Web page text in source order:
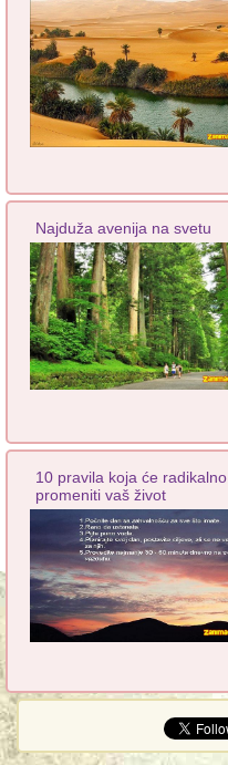
Najduža avenija na svetu
10 pravila koja će radikalno
promeniti vaš život